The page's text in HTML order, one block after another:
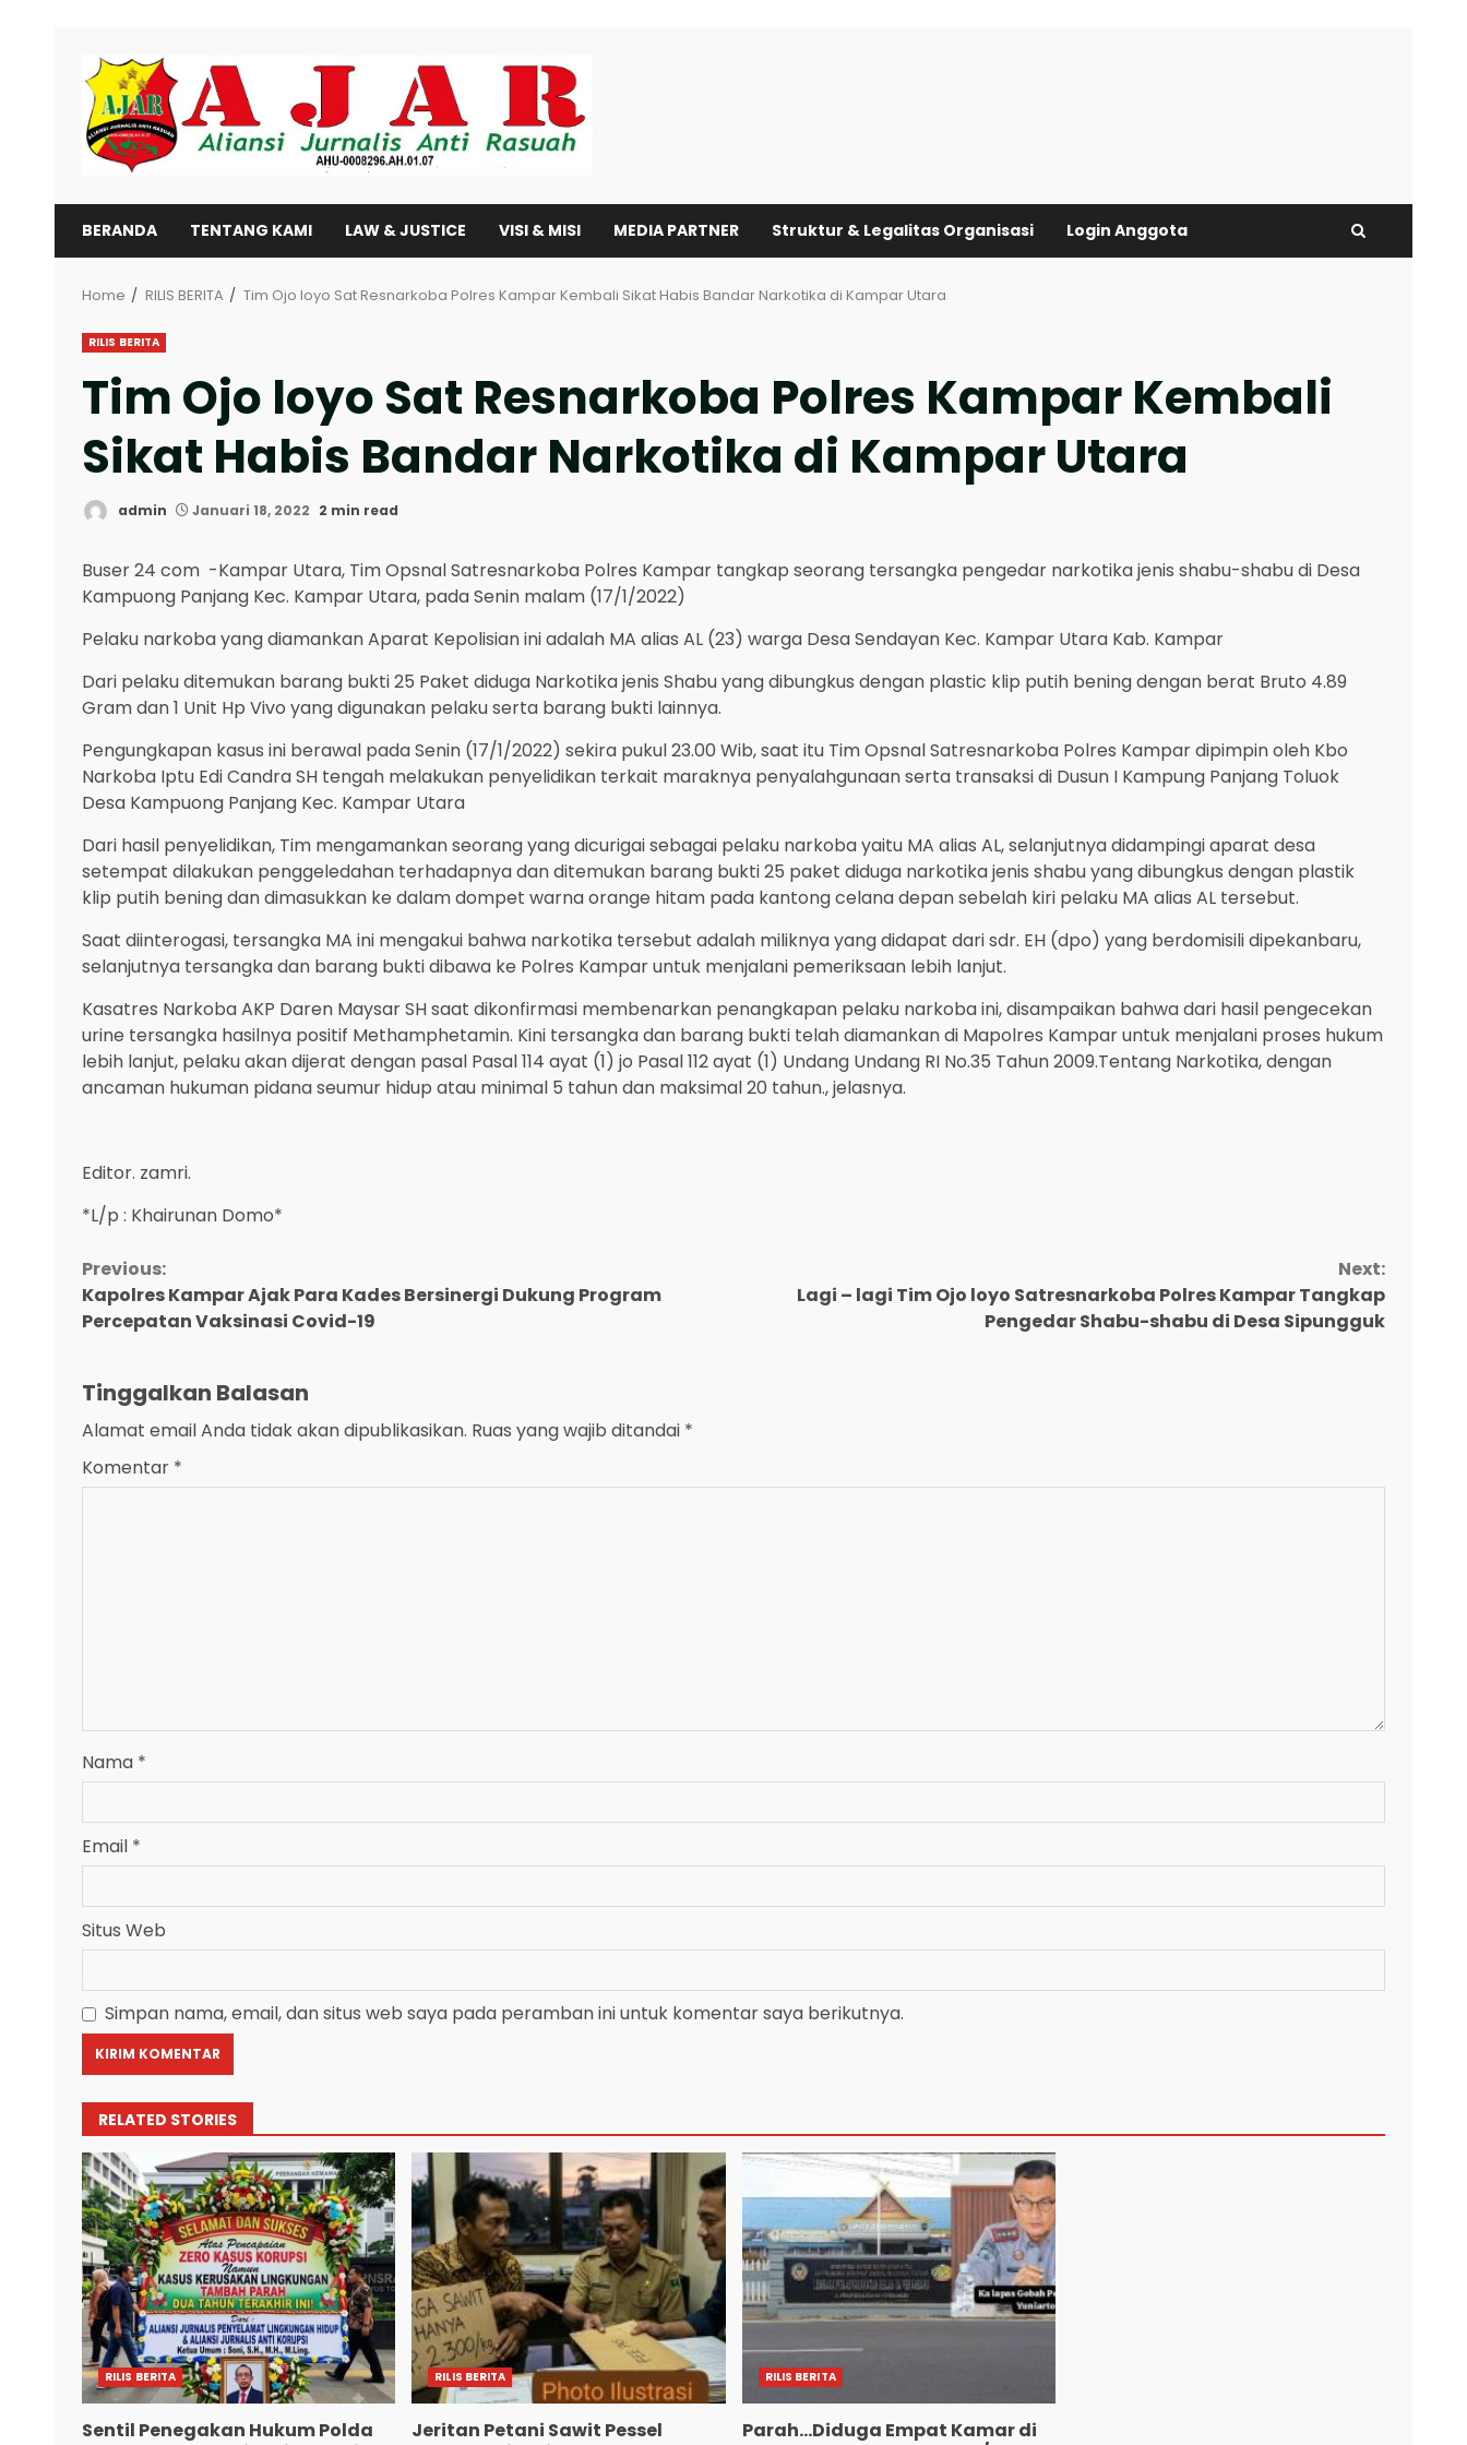
content
BERANDA TENTANG KAMI LAW & JUSTICE VISI & MISI MEDIA PARTNER Struktur & Legalitas Organisasi Login Anggota
Home RILIS BERITA Tim Ojo loyo Sat Resnarkoba Polres Kampar Kembali Sikat Habis Bandar Narkotika di Kampar Utara
RILIS BERITA
Tim Ojo loyo Sat Resnarkoba Polres Kampar Kembali
Sikat Habis Bandar Narkotika di Kampar Utara
admin Januari 18, 2022 2 min read
Buser 24 com -Kampar Utara, Tim Opsnal Satresnarkoba Polres Kampar tangkap seorang tersangka pengedar narkotika jenis shabu-shabu di Desa
Kampuong Panjang Kec. Kampar Utara, pada Senin malam (17/1/2022)
Pelaku narkoba yang diamankan Aparat Kepolisian ini adalah MA alias AL (23) warga Desa Sendayan Kec. Kampar Utara Kab. Kampar
Dari pelaku ditemukan barang bukti 25 Paket diduga Narkotika jenis Shabu yang dibungkus dengan plastic klip putih bening dengan berat Bruto 4.89
Gram dan 1 Unit Hp Vivo yang digunakan pelaku serta barang bukti lainnya.
Pengungkapan kasus ini berawal pada Senin (17/1/2022) sekira pukul 23.00 Wib, saat itu Tim Opsnal Satresnarkoba Polres Kampar dipimpin oleh Kbo
Narkoba Iptu Edi Candra SH tengah melakukan penyelidikan terkait maraknya penyalahgunaan serta transaksi di Dusun I Kampung Panjang Toluok
Desa Kampuong Panjang Kec. Kampar Utara
Dari hasil penyelidikan, Tim mengamankan seorang yang dicurigai sebagai pelaku narkoba yaitu MA alias AL, selanjutnya didampingi aparat desa
setempat dilakukan penggeledahan terhadapnya dan ditemukan barang bukti 25 paket diduga narkotika jenis shabu yang dibungkus dengan plastik
klip putih bening dan dimasukkan ke dalam dompet warna orange hitam pada kantong celana depan sebelah kiri pelaku MA alias AL tersebut.
Saat diinterogasi, tersangka MA ini mengakui bahwa narkotika tersebut adalah miliknya yang didapat dari sdr. EH (dpo) yang berdomisili dipekanbaru,
selanjutnya tersangka dan barang bukti dibawa ke Polres Kampar untuk menjalani pemeriksaan lebih lanjut.
Kasatres Narkoba AKP Daren Maysar SH saat dikonfirmasi membenarkan penangkapan pelaku narkoba ini, disampaikan bahwa dari hasil pengecekan
urine tersangka hasilnya positif Methamphetamin. Kini tersangka dan barang bukti telah diamankan di Mapolres Kampar untuk menjalani proses hukum
lebih lanjut, pelaku akan dijerat dengan pasal Pasal 114 ayat (1) jo Pasal 112 ayat (1) Undang Undang RI No.35 Tahun 2009.Tentang Narkotika, dengan
ancaman hukuman pidana seumur hidup atau minimal 5 tahun dan maksimal 20 tahun., jelasnya.
Editor. zamri.
*L/p : Khairunan Domo*
Continue
Reading
Previous:
Kapolres Kampar Ajak Para Kades Bersinergi Dukung Program
Percepatan Vaksinasi Covid-19
Next:
Lagi – lagi Tim Ojo loyo Satresnarkoba Polres Kampar Tangkap
Pengedar Shabu-shabu di Desa Sipungguk
Tinggalkan Balasan
Alamat email Anda tidak akan dipublikasikan. Ruas yang wajib ditandai *
Komentar *
Nama *
Email *
Situs Web
Simpan nama, email, dan situs web saya pada peramban ini untuk komentar saya berikutnya.
RELATED STORIES
RILIS BERITA
Sentil Penegakan Hukum Polda
RILIS BERITA
Jeritan Petani Sawit Pessel
RILIS BERITA
Parah…Diduga Empat Kamar di